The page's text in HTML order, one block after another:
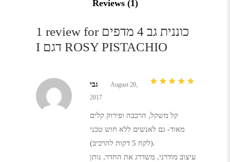
Reviews (1)
1 review for כוננית גב 4 מדפים
I דגם ROSY PISTACHIO
גבי
August 20,
2017
קל משקל, הרכבה ופירוק קלים
מאוד- גם לאנשים ללא חוש טכני
(לקח 5 דקות להרכיב).
עיצוב מודרני, משדרג את החדר, נותן